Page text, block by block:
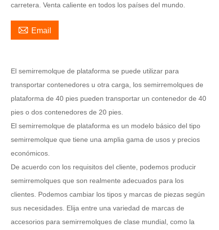
carretera. Venta caliente en todos los países del mundo.
 Email
El semirremolque de plataforma se puede utilizar para
transportar contenedores u otra carga, los semirremolques de
plataforma de 40 pies pueden transportar un contenedor de 40
pies o dos contenedores de 20 pies.
El semirremolque de plataforma es un modelo básico del tipo
semirremolque que tiene una amplia gama de usos y precios
económicos.
De acuerdo con los requisitos del cliente, podemos producir
semirremolques que son realmente adecuados para los
clientes. Podemos cambiar los tipos y marcas de piezas según
sus necesidades. Elija entre una variedad de marcas de
accesorios para semirremolques de clase mundial, como la